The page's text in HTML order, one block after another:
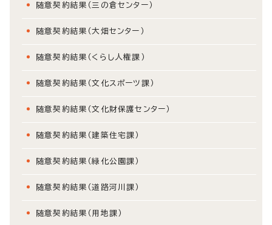
随意契約結果（三の倉センター）
随意契約結果（大畑センター）
随意契約結果（くらし人権課）
随意契約結果（文化スポーツ課）
随意契約結果（文化財保護センター）
随意契約結果（建築住宅課）
随意契約結果（緑化公園課）
随意契約結果（道路河川課）
随意契約結果（用地課）